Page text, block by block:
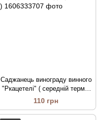
Саджанець винограду винного
"Ркацетелі" ( середній термін
дозрівання )
110 грн